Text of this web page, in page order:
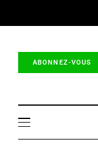
ABONNEZ-VOUS